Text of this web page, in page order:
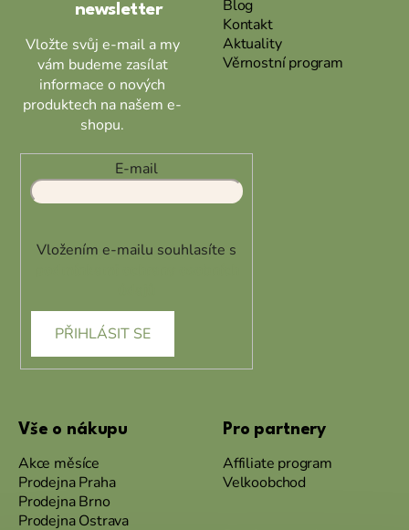
newsletter
Vložte svůj e-mail a my
vám budeme zasílat
informace o nových
produktech na našem e-
shopu.
E-mail
Vložením e-mailu souhlasíte s
PŘIHLÁSIT SE
Blog
Kontakt
Aktuality
Věrnostní program
Vše o nákupu
Akce měsíce
Prodejna Praha
Prodejna Brno
Prodejna Ostrava
Pro partnery
Affiliate program
Velkoobchod